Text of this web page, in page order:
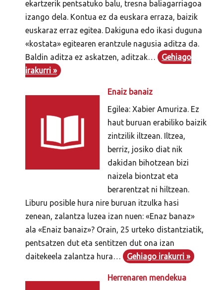
ekartzerik pentsatuko balu, tresna baliagarriagoa
izango dela. Kontua ez da euskara erraza, baizik
euskaraz erraz egitea. Dakiguna edo ikasi duguna
«kostata» egitearen erantzule nagusia aditza da.
Baldin aditza ez askatzen, aditzak…
Gehiago
irakurri »
Enaiz banaiz
Egilea: Xabier Amuriza. Ez
haut buruan erabiliko baizik
zintzilik iltzean. Iltzea,
berriz, josiko diat nik
dakidan bihotzean bizi
naizela biontzat eta
berarentzat ni hiltzean.
Liburu posible hura nire buruan itzulka hasi
zenean, zalantza luzea izan nuen: «Enaz banaz»
ala «Enaiz banaiz»? Orain, 25 urteko distantziatik,
pentsatzen dut eta sentitzen dut ona izan
daitekeela zalantza hura…
Gehiago irakurri »
Herrenaren mendekua